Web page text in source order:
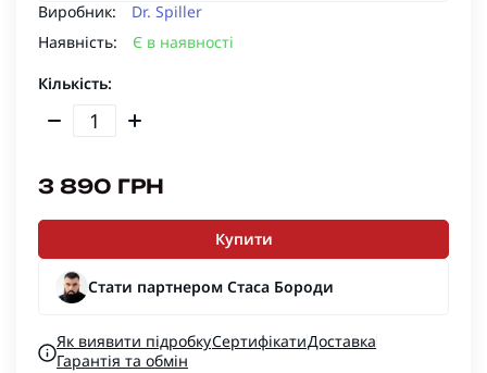
Виробник:
Dr. Spiller
Наявність:
Є в наявності
3 890 ГРН
Кількість:
Купити
Стати партнером Стаса Бороди
Як виявити підробкуСертифікатиДоставка
Гарантія та обмін